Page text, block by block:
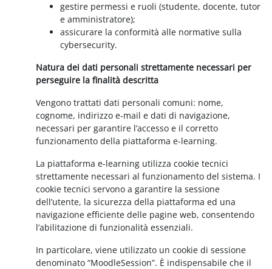
gestire permessi e ruoli (studente, docente, tutor
e amministratore);
assicurare la conformità alle normative sulla
cybersecurity.
Natura dei dati personali strettamente necessari per
perseguire la finalità descritta
Vengono trattati dati personali comuni: nome,
cognome, indirizzo e-mail e dati di navigazione,
necessari per garantire l’accesso e il corretto
funzionamento della piattaforma e-learning.
La piattaforma e-learning utilizza cookie tecnici
strettamente necessari al funzionamento del sistema. I
cookie tecnici servono a garantire la sessione
dell’utente, la sicurezza della piattaforma ed una
navigazione efficiente delle pagine web, consentendo
l’abilitazione di funzionalità essenziali.
In particolare, viene utilizzato un cookie di sessione
denominato “MoodleSession”. È indispensabile che il